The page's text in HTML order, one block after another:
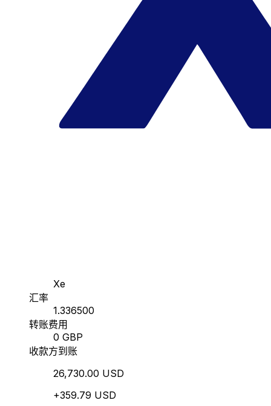
Xe
汇率
1.336500
转账费用
0 GBP
收款方到账
26,730.00 USD
+359.79 USD